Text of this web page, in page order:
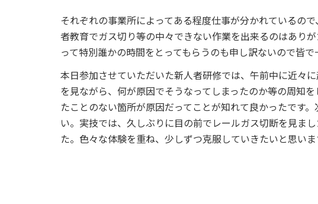
それぞれの事業所によってある程度仕事が分かれているの
者教育でガス切り等の中々できない作業を出来るのはあり
って特別誰かの時間をとってもらうのも申し訳ないので皆
本日参加させていただいた新人者研修では、午前中に近々
を見ながら、何が原因でそうなってしまったのか等の周知
たことのない箇所が原因だってことが知れて良かったです
い。実技では、久しぶりに目の前でレールガス切断を見ま
た。色々な体験を重ね、少しずつ克服していきたいと